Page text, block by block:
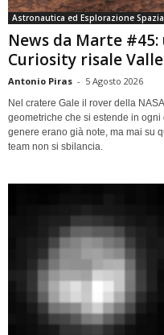
Astronautica ed Esplorazione
News da Marte
Curiosity risale
Antonio Piras - 5 Agosto 2026
Nel cratere Gale il rover della
geometriche che si estende in
genere erano già note, ma mai su
team non si sbilancia.